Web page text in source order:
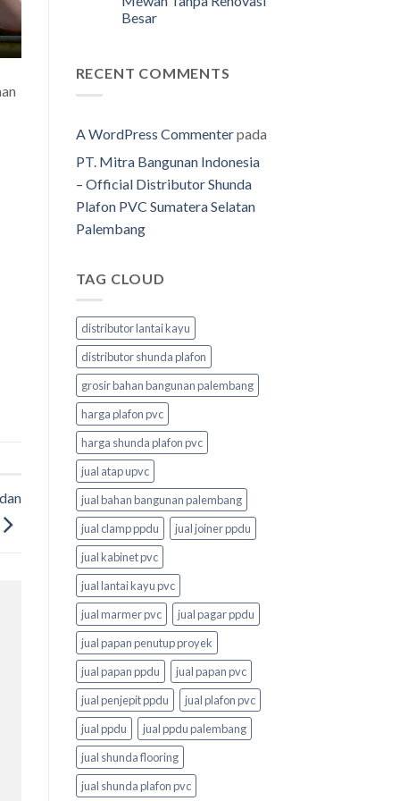
Besar
RECENT COMMENTS
A WordPress Commenterpada
PT. Mitra Bangunan Indonesia
– Official Distributor Shunda
Plafon PVC Sumatera Selatan
Palembang
TAG CLOUD
distributor lantai kayu
distributor shunda plafon
grosir bahan bangunan palembang
harga plafon pvc
harga shunda plafon pvc
jual atap upvc
jual bahan bangunan palembang
jual clamp ppdu
jual joiner ppdu
jual kabinet pvc
jual lantai kayu pvc
jual marmer pvc
jual pagar ppdu
jual papan penutup proyek
jual papan ppdu
jual papan pvc
jual penjepit ppdu
jual plafon pvc
jual ppdu
jual ppdu palembang
jual shunda flooring
jual shunda plafon pvc